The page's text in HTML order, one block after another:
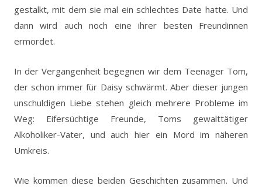
gestalkt, mit dem sie mal ein schlechtes Date hatte. Und
dann wird auch noch eine ihrer besten Freundinnen
ermordet.
In der Vergangenheit begegnen wir dem Teenager Tom,
der schon immer für Daisy schwärmt. Aber dieser jungen
unschuldigen Liebe stehen gleich mehrere Probleme im
Weg: Eifersüchtige Freunde, Toms gewalttätiger
Alkoholiker-Vater, und auch hier ein Mord im näheren
Umkreis.
Wie kommen diese beiden Geschichten zusammen. Und